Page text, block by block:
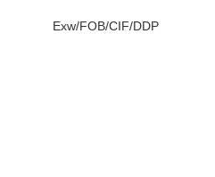
Exw/FOB/CIF/DDP